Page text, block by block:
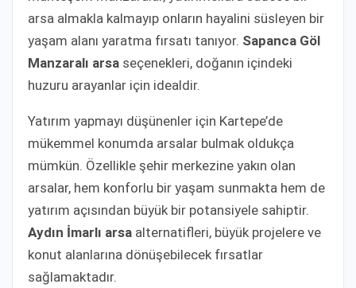
arsa almakla kalmayıp onların hayalini süsleyen bir
yaşam alanı yaratma fırsatı tanıyor. Sapanca Göl
Manzaralı arsa seçenekleri, doğanın içindeki
huzuru arayanlar için idealdir.
Yatırım yapmayı düşünenler için Kartepe’de
mükemmel konumda arsalar bulmak oldukça
mümkün. Özellikle şehir merkezine yakın olan
arsalar, hem konforlu bir yaşam sunmakta hem de
yatırım açısından büyük bir potansiyele sahiptir.
Aydın İmarlı arsa alternatifleri, büyük projelere ve
konut alanlarına dönüşebilecek fırsatlar
sağlamaktadır.